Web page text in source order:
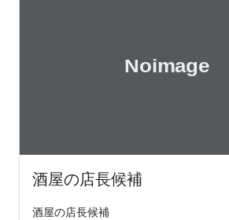
酒屋の店長候補
酒屋の店長候補